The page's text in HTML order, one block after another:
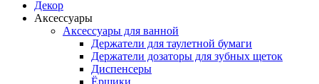
Декор
Аксессуары
Аксессуары для ванной
Держатели для таулетной бумаги
Держатели дозаторы для зубных щеток
Диспенсеры
Ёршики